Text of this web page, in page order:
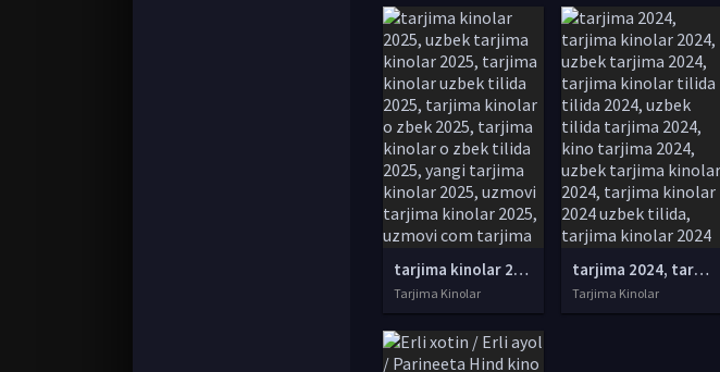
tarjima kinolar 2025, uzbek tarjima kinolar 2025, tarjima kinolar uzbek tilida 2025, tarjima kinolar o zbek 2025, tarjima kinolar o zbek tilida 2025, yangi tarjima kinolar 2025, uzmovi tarjima kinolar 2025, uzmovi com tarjima kinolar 2025, uzbekcha t
Tarjima Kinolar
tarjima 2024, tarjima kinolar 2024, uzbek tarjima 2024, tarjima kinolar tilida tilida 2024, uzbek tilida tarjima 2024, kino tarjima 2024, uzbek tarjima kinolar 2024, tarjima kinolar 2024 uzbek tilida, tarjima kinolar 2024 o zbek, tarjima kinolar 2024
Tarjima Kinolar